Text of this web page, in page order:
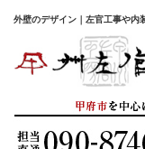
外壁のデザイン｜左官工事や内